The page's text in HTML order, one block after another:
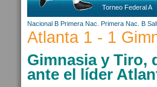
Torneo Federal A
Nacional B Primera Nac. Primera Nac. B
Atlanta 1 - 1
Gimnasia y Tiro,
ante el líder